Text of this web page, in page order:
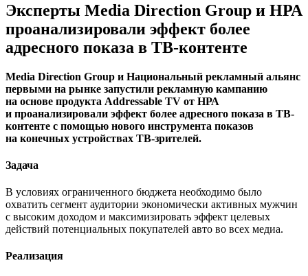
Эксперты Media Direction Group и НРА
проанализировали эффект более
адресного показа в ТВ-контенте
Media Direction Group и Национальный рекламный альянс
первыми на рынке запустили рекламную кампанию
на основе продукта Addressable TV от НРА
и проанализировали эффект более адресного показа в ТВ-
контенте с помощью нового инструмента показов
на конечных устройствах ТВ-зрителей.
Задача
В условиях ограниченного бюджета необходимо было
охватить сегмент аудитории экономически активных мужчин
с высоким доходом и максимизировать эффект целевых
действий потенциальных покупателей авто во всех медиа.
Реализация